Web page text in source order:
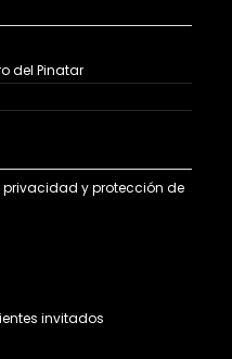
del Pinatar
privacidad y protección de
invitados